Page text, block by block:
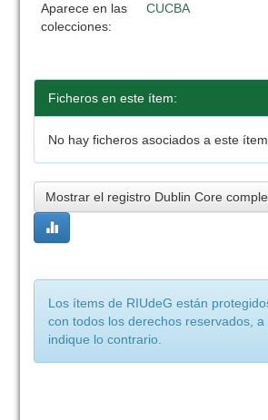
Aparece en las
colecciones:
CUCBA
Ficheros en este ítem:
No hay ficheros asociados a este ítem.
Mostrar el registro Dublin Core
Los ítems de RIUdeG están
con todos los derechos reservados, a
indique lo contrario.